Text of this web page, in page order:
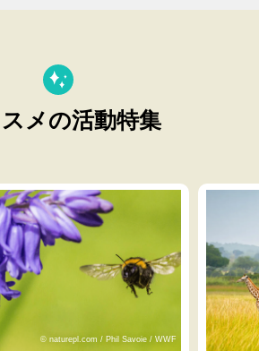
メの活動特集
© naturepl.com / Phil Savoie / WWF